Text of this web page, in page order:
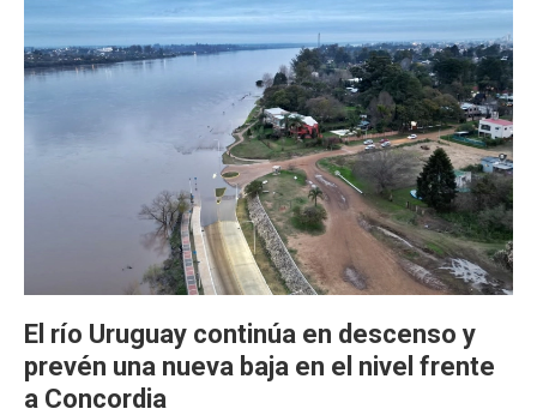
El río Uruguay continúa en descenso y
prevén una nueva baja en el nivel frente
a Concordia